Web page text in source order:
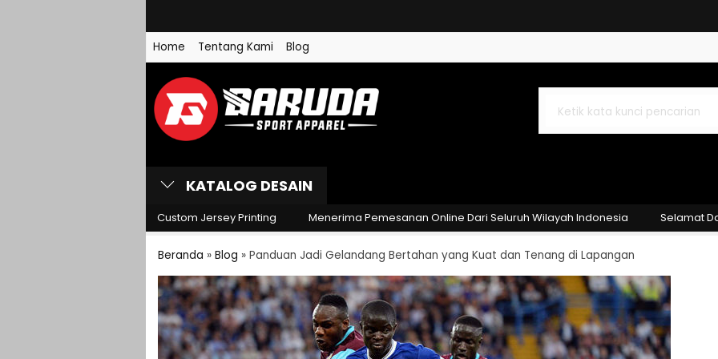
Hitam....
Home Tentang Kami Blog
KATALOG DESAIN
Custom Jersey Printing Menerima Pemesanan Online Dari Seluruh Wilayah Indonesia Selamat Datang
Beranda » Blog » Panduan Jadi Gelandang Bertahan yang Kuat dan Tenang di Lapangan